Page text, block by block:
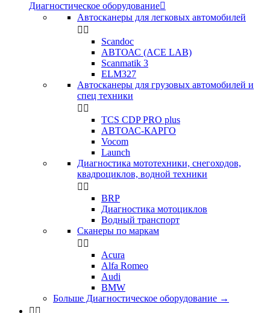
Диагностическое оборудование
Автосканеры для легковых автомобилей
 
Scandoc
АВТОАС (ACE LAB)
Scanmatik 3
ELM327
Автосканеры для грузовых автомобилей и
спец техники
 
TCS CDP PRO plus
АВТОАС-КАРГО
Vocom
Launch
Диагностика мототехники, снегоходов,
квадроциклов, водной техники
 
BRP
Диагностика мотоциклов
Водный транспорт
Сканеры по маркам
 
Acura
Alfa Romeo
Audi
BMW
Больше Диагностическое оборудование →
 